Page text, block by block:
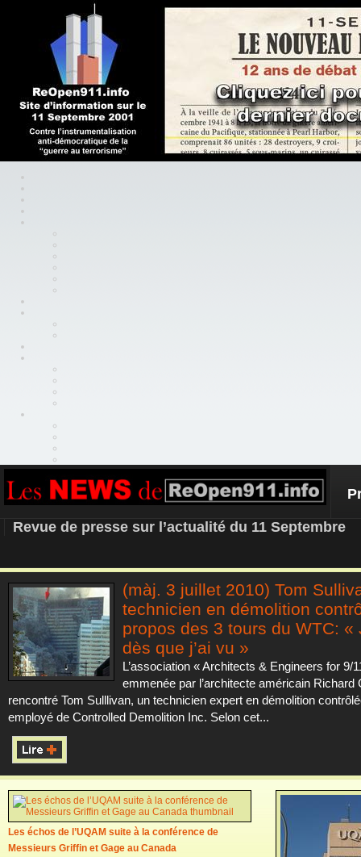
REOPEN911 – NEWS
Revue de presse sur l’actualité du 11 Septembre
(màj. 3 juillet 2010) Tom
technicien en démolition
propos des 3 tours du WTC: «
dès que j’ai vu »
L’association « Architects & Engineers for 9/
emmenée par l’architecte américain Richard
rencontré Tom Sulllivan, un technicien expert en démolition
employé de Controlled Demolition Inc. Selon cet...
Les échos de l’UQAM suite à la conférence de
Messieurs Griffin et Gage au Canada